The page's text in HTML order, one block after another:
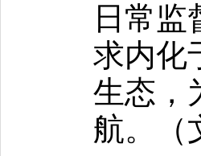
日常
求内化
生态，
航。（